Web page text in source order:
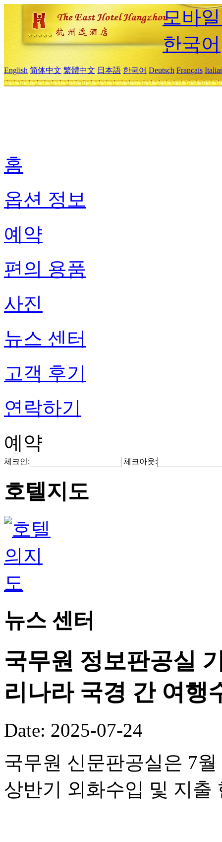
모바
한국어
English 简体中文 繁體中文 日本語 한국어 Deutsch Français
홈
옵션 정보
예약
편의 용품
사진
뉴스 센터
고객 후기
연락하기
예약
체크인: 체크아웃:
호텔지도
뉴스 센터
국무원 정보판공실
리나라 국경 간 여행
Date: 2025-07-24
국무원 신문판공실은 7
상반기 외화수입 및 지출